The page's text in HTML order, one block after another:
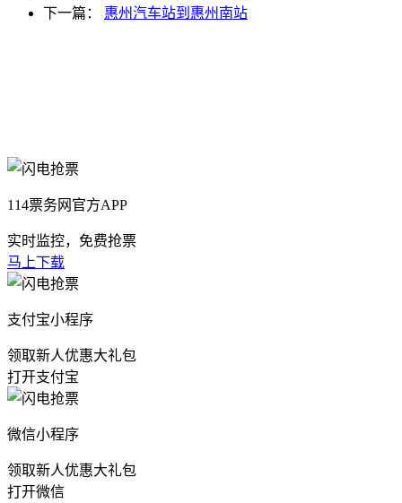
下一篇： 惠州汽车站到惠州南站
114票务网官方APP
实时监控，免费抢票
马上下载
支付宝小程序
领取新人优惠大礼包
打开支付宝
微信小程序
领取新人优惠大礼包
打开微信